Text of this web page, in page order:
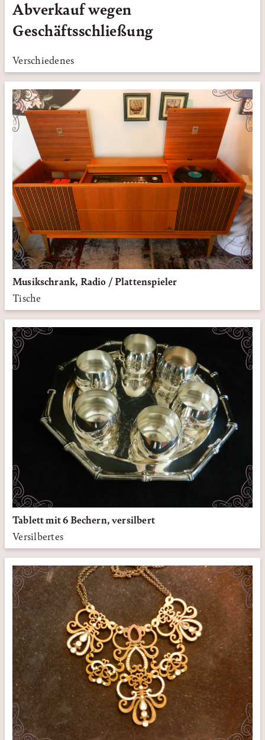
Abverkauf wegen
Geschäftsschließung
Verschiedenes
Musikschrank, Radio / Plattenspieler
Tische
Tablett mit 6 Bechern, versilbert
Versilbertes